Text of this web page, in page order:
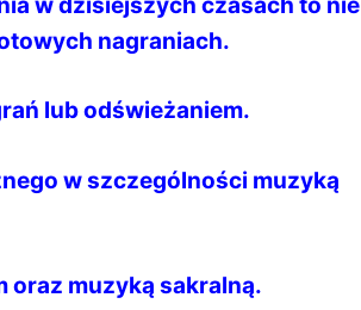
nagraniach.
lub odświeżaniem.
w szczególności muzyką
oraz muzyką sakralną.